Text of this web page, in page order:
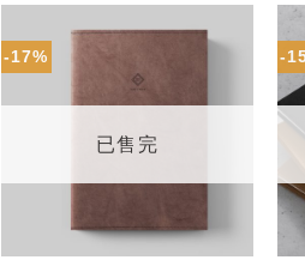
-17%
望輕
已售完
-